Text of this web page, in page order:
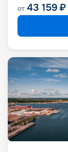
от 43 159 ₽